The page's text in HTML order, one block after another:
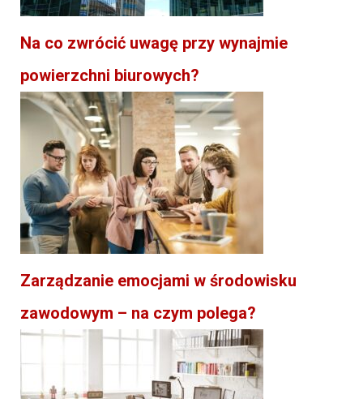
Na co zwrócić uwagę przy wynajmie
powierzchni biurowych?
Zarządzanie emocjami w środowisku
zawodowym – na czym polega?